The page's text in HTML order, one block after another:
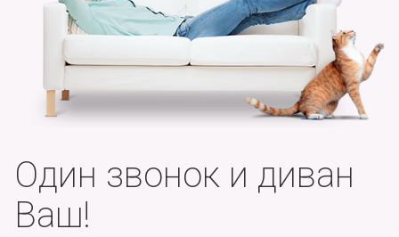
Один звонок и диван
Ваш!